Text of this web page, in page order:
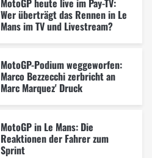
Wer überträgt das Rennen in Le
Mans im TV und Livestream?
MotoGP-Podium weggeworfen:
Marco Bezzecchi zerbricht an
Marc Marquez' Druck
MotoGP in Le Mans: Die
Reaktionen der Fahrer zum
Sprint